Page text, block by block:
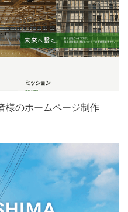
様のホームページ制作